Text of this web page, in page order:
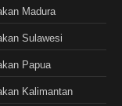
Madura
Sulawesi
Papua
Kalimantan